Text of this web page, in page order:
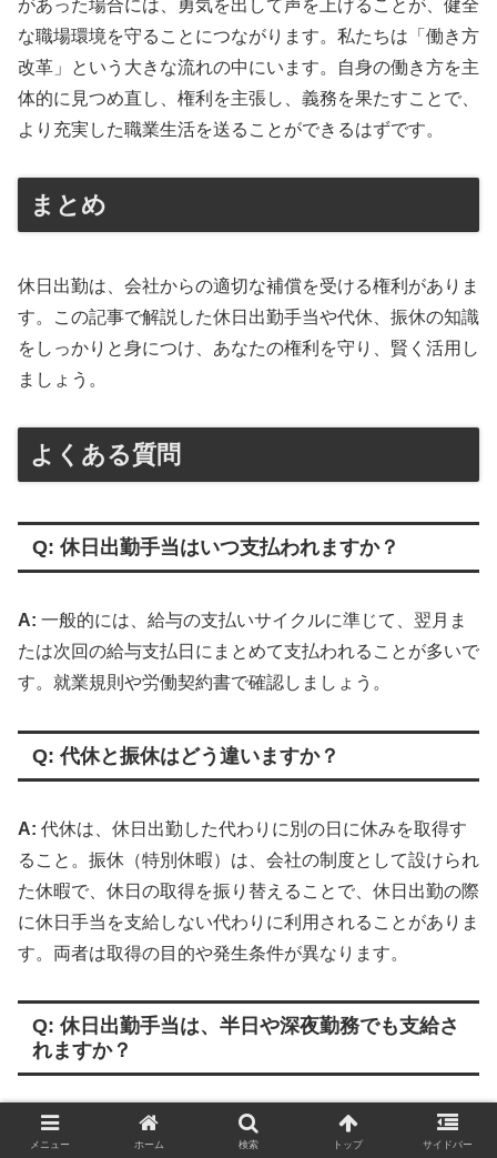
があった場合には、勇気を出して声を上げることが、健全
な職場環境を守ることにつながります。私たちは「働き方
改革」という大きな流れの中にいます。自身の働き方を主
体的に見つめ直し、権利を主張し、義務を果たすことで、
より充実した職業生活を送ることができるはずです。
まとめ
休日出勤は、会社からの適切な補償を受ける権利がありま
す。この記事で解説した休日出勤手当や代休、振休の知識
をしっかりと身につけ、あなたの権利を守り、賢く活用し
ましょう。
よくある質問
Q: 休日出勤手当はいつ支払われますか？
A: 一般的には、給与の支払いサイクルに準じて、翌月ま
たは次回の給与支払日にまとめて支払われることが多いで
す。就業規則や労働契約書で確認しましょう。
Q: 代休と振休はどう違いますか？
A: 代休は、休日出勤した代わりに別の日に休みを取得す
ること。振休（特別休暇）は、会社の制度として設けられ
た休暇で、休日の取得を振り替えることで、休日出勤の際
に休日手当を支給しない代わりに利用されることがありま
す。両者は取得の目的や発生条件が異なります。
Q: 休日出勤手当は、半日や深夜勤務でも支給さ
れますか？
はい、半日や深夜勤務でも、法定休日または所定休日
メニュー ホーム 検索 トップ サイドバー